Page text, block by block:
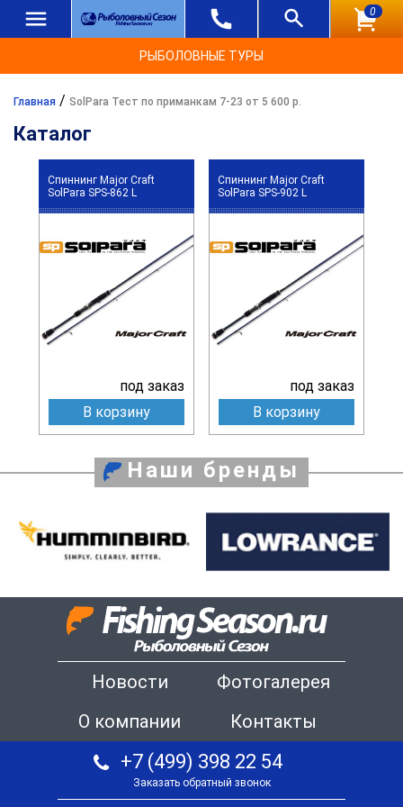
0
РЫБОЛОВНЫЕ ТУРЫ
Главная / SolPara Тест по приманкам 7-23 от 5 600 р.
Каталог
Спиннинг Major Craft
SolPara SPS-862 L
под заказ
В корзину
Спиннинг Major Craft
SolPara SPS-902 L
под заказ
В корзину
Наши бренды
Новости
Фотогалерея
О компании
Контакты
+7 (499) 398 22 54
Заказать обратный звонок